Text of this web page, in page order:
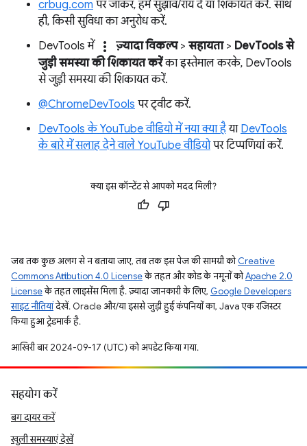
crbug.com पर जाकर, हमें सुझाव/राय दें या शिकायत करें. साथ
ही, किसी सुविधा का अनुरोध करें.
DevTools में
more_vert ज़्यादा विकल्प> सहायता> DevTools से
जुड़ी समस्या की शिकायत करेंका इस्तेमाल करके, DevTools
से जुड़ी समस्या की शिकायत करें.
@ChromeDevTools पर ट्वीट करें.
DevTools के YouTube वीडियो में नया क्या हैया DevTools
के बारे में सलाह देने वाले YouTube वीडियोपर टिप्पणियां करें.
क्या इस कॉन्टेंट से आपको मदद मिली?
जब तक कुछ अलग से न बताया जाए, तब तक इस पेज की सामग्री कोCreative
Commons Attribution 4.0 Licenseके तहत और कोड के नमूनों कोApache 2.0
Licenseके तहत लाइसेंस मिला है. ज़्यादा जानकारी के लिए, Google Developers
साइट नीतियांदेखें. Oracle और/या इससे जुड़ी हुई कंपनियों का, Java एक रजिस्टर
किया हुआ ट्रेडमार्क है.
आखिरी बार 2024-09-17 (UTC) को अपडेट किया गया.
सहयोग करें
बग दायर करें
खुली समस्याएं देखें